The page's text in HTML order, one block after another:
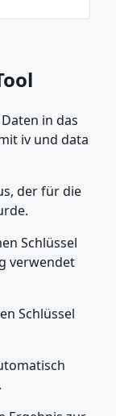
in das
iv und data
der für die
Schlüssel
verwendet
Schlüssel